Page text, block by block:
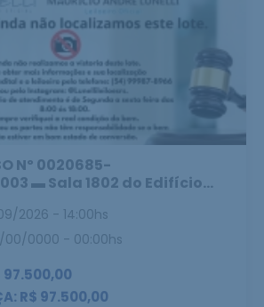
Nº 0020685-
▬ Sala 1802 do Edifício...
2026 - 14:00hs
00/0000 - 00:00hs
97.500,00
R$ 97.500,00